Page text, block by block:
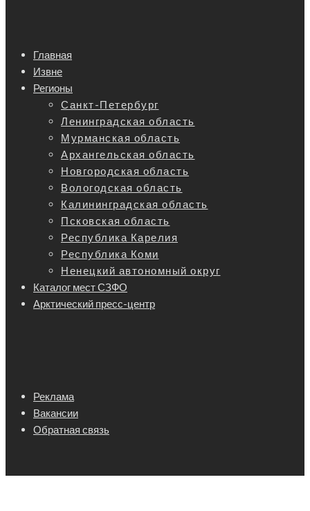
Главная
Извне
Регионы
Санкт-Петербург
Ленинградская область
Мурманская область
Архангельская область
Новгородская область
Вологодская область
Калининградская область
Псковская область
Республика Карелия
Республика Коми
Ненецкий автономный округ
Каталог мест СЗФО
Арктический пресс-центр
Реклама
Вакансии
Обратная связь